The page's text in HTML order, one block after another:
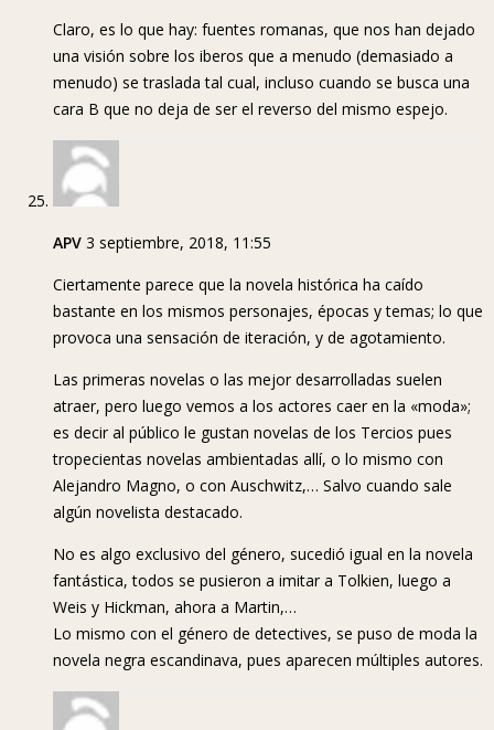
Claro, es lo que hay: fuentes romanas, que nos han dejado
una visión sobre los iberos que a menudo (demasiado a
menudo) se traslada tal cual, incluso cuando se busca una
cara B que no deja de ser el reverso del mismo espejo.
APV 3 septiembre, 2018, 11:55
Ciertamente parece que la novela histórica ha caído
bastante en los mismos personajes, épocas y temas; lo que
provoca una sensación de iteración, y de agotamiento.
Las primeras novelas o las mejor desarrolladas suelen
atraer, pero luego vemos a los actores caer en la «moda»;
es decir al público le gustan novelas de los Tercios pues
tropecientas novelas ambientadas allí, o lo mismo con
Alejandro Magno, o con Auschwitz,… Salvo cuando sale
algún novelista destacado.
No es algo exclusivo del género, sucedió igual en la novela
fantástica, todos se pusieron a imitar a Tolkien, luego a
Weis y Hickman, ahora a Martin,…
Lo mismo con el género de detectives, se puso de moda la
novela negra escandinava, pues aparecen múltiples autores.